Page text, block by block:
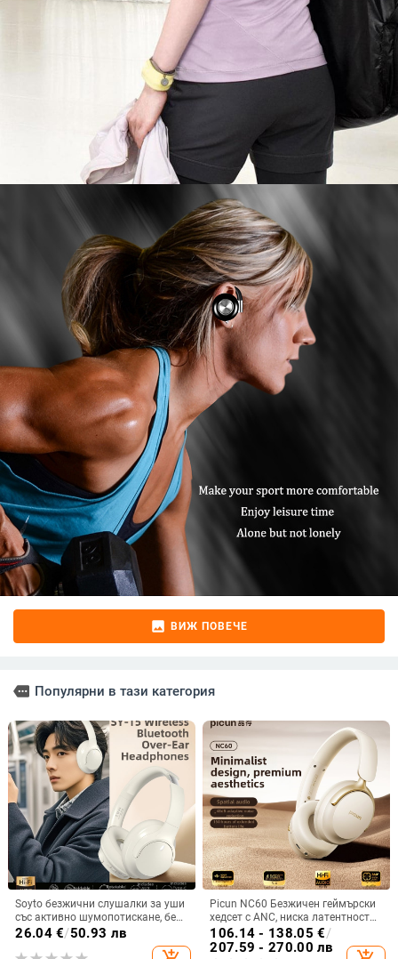
image ВИЖ ПОВЕЧЕ
more Популярни в тази категория
Soyto безжични слушалки за уши
със активно шумопотискане, без
изтичане на звук, Bluetooth 5.4,
обхват 10 m, двуканално стерео,
26.04€/50.93 лв
Picun NC60 Безжичен геймърски
хедсет с ANC, ниска латентност
за киберспорт, Bluetooth 5.4,
живот на батерията над 8 часа,
106.14 - 138.05 €/
207.59 - 270.00 лв